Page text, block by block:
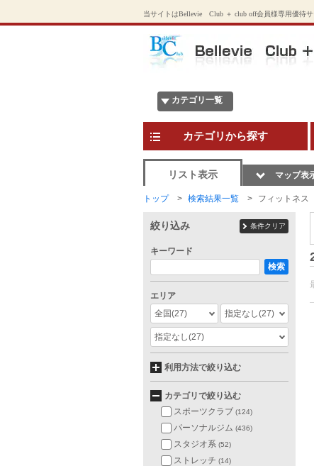
当サイトはBellevie Club ＋ club off会員様専用優待サ
カテゴリ一覧
カテゴリから探す
リスト表示 マップ表
トップ 検索結果一覧 フィットネス
絞り込み 条件クリア
キーワード
検索
エリア
全国(27) 指定なし(27)
指定なし(27)
利用方法で絞り込む
カテゴリで絞り込む
スポーツクラブ (124)
パーソナルジム (436)
スタジオ系 (52)
ストレッチ (14)